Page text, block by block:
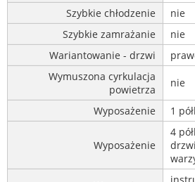
Szybkie chłodzenie
nie
Szybkie zamrażanie
nie
Wariantowanie - drzwi
Wymuszona cyrkulacja
powietrza
nie
Wyposażenie 1
Wyposażenie
4